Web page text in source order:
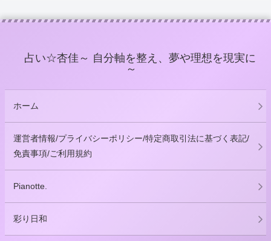
占い☆杏佳～ 自分軸を整え、夢や理想を現実に
～
ホーム
運営者情報/プライバシーポリシー/特定商取引法に基づく表記/
免責事項/ご利用規約
Pianotte.
彩り日和